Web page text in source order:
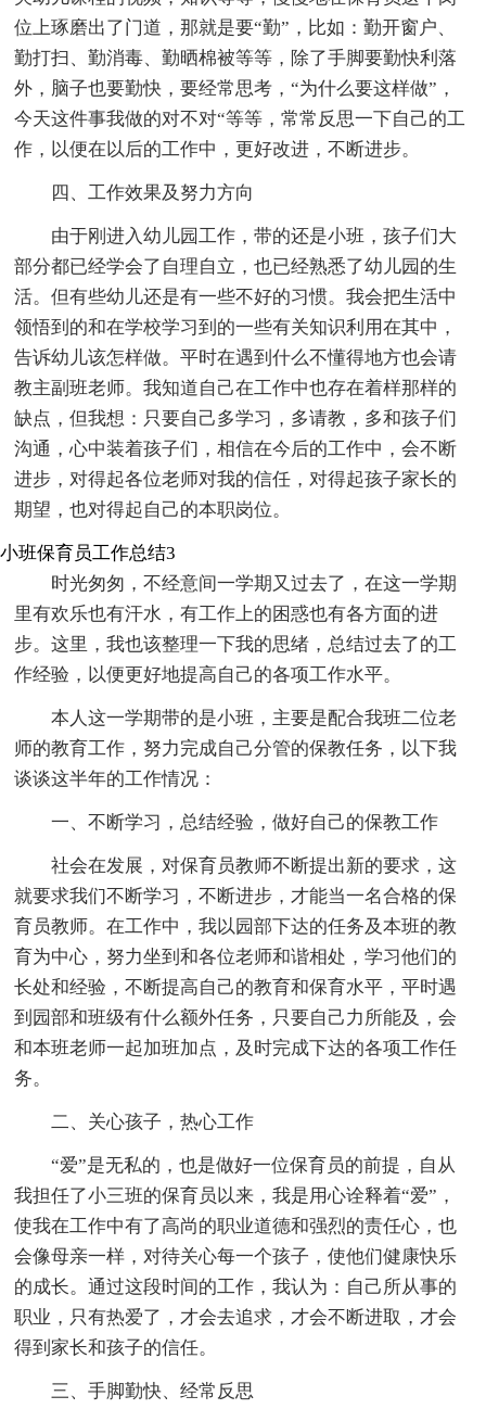
位上琢磨出了门道，那就是要“勤”，比如：勤开窗户、
勤打扫、勤消毒、勤晒棉被等等，除了手脚要勤快利落
外，脑子也要勤快，要经常思考，“为什么要这样做”，
今天这件事我做的对不对“等等，常常反思一下自己的工
作，以便在以后的工作中，更好改进，不断进步。
四、工作效果及努力方向
由于刚进入幼儿园工作，带的还是小班，孩子们大
部分都已经学会了自理自立，也已经熟悉了幼儿园的生
活。但有些幼儿还是有一些不好的习惯。我会把生活中
领悟到的和在学校学习到的一些有关知识利用在其中，
告诉幼儿该怎样做。平时在遇到什么不懂得地方也会请
教主副班老师。我知道自己在工作中也存在着样那样的
缺点，但我想：只要自己多学习，多请教，多和孩子们
沟通，心中装着孩子们，相信在今后的工作中，会不断
进步，对得起各位老师对我的信任，对得起孩子家长的
期望，也对得起自己的本职岗位。
小班保育员工作总结3
时光匆匆，不经意间一学期又过去了，在这一学期
里有欢乐也有汗水，有工作上的困惑也有各方面的进
步。这里，我也该整理一下我的思绪，总结过去了的工
作经验，以便更好地提高自己的各项工作水平。
本人这一学期带的是小班，主要是配合我班二位老
师的教育工作，努力完成自己分管的保教任务，以下我
谈谈这半年的工作情况：
一、不断学习，总结经验，做好自己的保教工作
社会在发展，对保育员教师不断提出新的要求，这
就要求我们不断学习，不断进步，才能当一名合格的保
育员教师。在工作中，我以园部下达的任务及本班的教
育为中心，努力坐到和各位老师和谐相处，学习他们的
长处和经验，不断提高自己的教育和保育水平，平时遇
到园部和班级有什么额外任务，只要自己力所能及，会
和本班老师一起加班加点，及时完成下达的各项工作任
务。
二、关心孩子，热心工作
“爱”是无私的，也是做好一位保育员的前提，自从
我担任了小三班的保育员以来，我是用心诠释着“爱”，
使我在工作中有了高尚的职业道德和强烈的责任心，也
会像母亲一样，对待关心每一个孩子，使他们健康快乐
的成长。通过这段时间的工作，我认为：自己所从事的
职业，只有热爱了，才会去追求，才会不断进取，才会
得到家长和孩子的信任。
三、手脚勤快、经常反思